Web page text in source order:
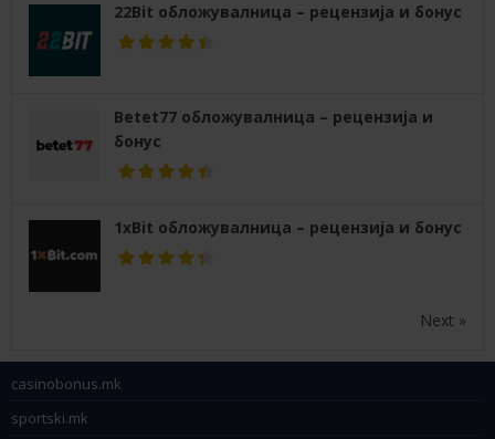
22Bit обложувалница – рецензија и бонус
Betet77 обложувалница – рецензија и
бонус
1xBit обложувалница – рецензија и бонус
Next »
casinobonus.mk
sportski.mk